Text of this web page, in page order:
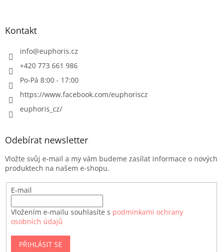
Kontakt
info@euphoris.cz
+420 773 661 986
Po-Pá 8:00 - 17:00
https://www.facebook.com/euphoriscz
euphoris_cz/
Odebírat newsletter
Vložte svůj e-mail a my vám budeme zasílat informace o nových
produktech na našem e-shopu.
E-mail
Vložením e-mailu souhlasíte s podmínkami ochrany
osobních údajů
PŘIHLÁSIT SE